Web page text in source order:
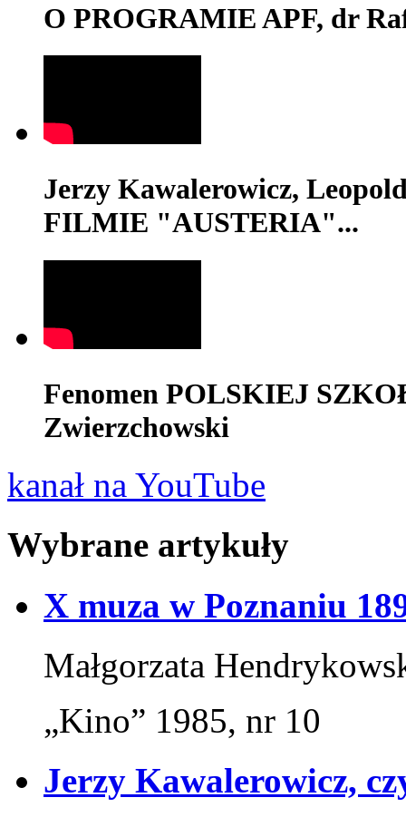
O PROGRAMIE APF, dr
Jerzy Kawalerowicz,
FILMIE "AUSTERIA"...
Fenomen POLSKIEJ
Zwierzchowski
kanał na YouTube
Wybrane artykuły
X muza w Poznaniu
Małgorzata
„Kino” 1985, nr 10
Jerzy Kawalerowicz,